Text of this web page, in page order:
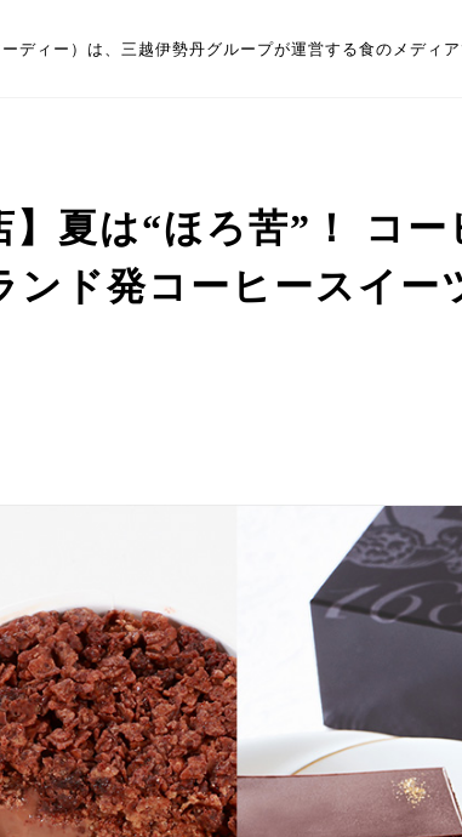
ディー）は、三越伊勢丹グループが運営する食のメディア
】夏は“ほろ苦”！ コ
ド発コーヒースイー